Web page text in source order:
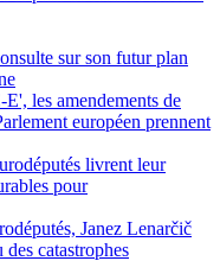
sur son futur plan
les amendements de
européen prennent
livrent leur
pour
Janez Lenarčič
catastrophes